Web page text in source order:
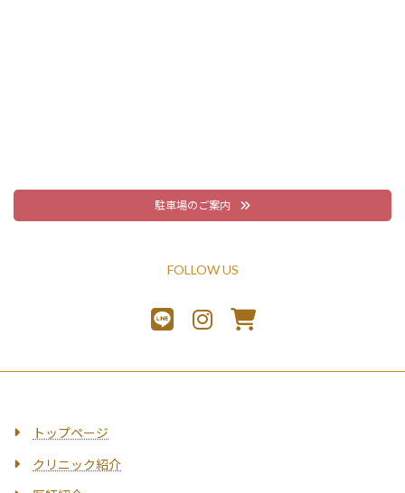
駐車場のご案内
FOLLOW US
トップページ
クリニック紹介